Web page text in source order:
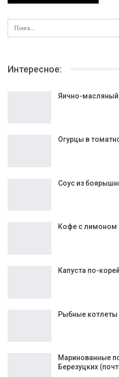
Интересное:
Яично-масляный
Огурцы в
Соус из
Кофе с лимоном
Капуста по-
Рыбные котлеты
Маринованные
Березуцких